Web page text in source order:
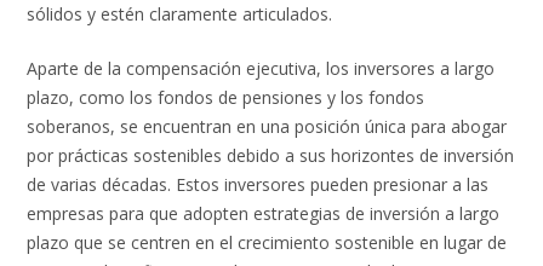
sólidos y estén claramente articulados.
Aparte de la compensación ejecutiva, los inversores a largo
plazo, como los fondos de pensiones y los fondos
soberanos, se encuentran en una posición única para abogar
por prácticas sostenibles debido a sus horizontes de inversión
de varias décadas. Estos inversores pueden presionar a las
empresas para que adopten estrategias de inversión a largo
plazo que se centren en el crecimiento sostenible en lugar de